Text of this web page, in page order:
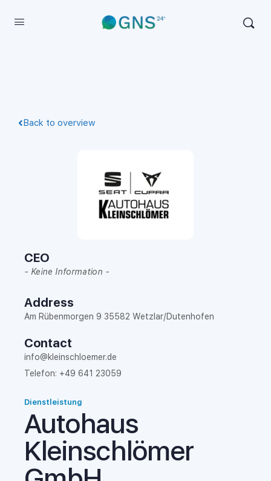
Back to overview
CEO
- Keine Information -
Address
​Am Rü­ben­mor­gen 9 35582 Wetz­lar/Du­ten­ho­fen
Contact
info@kleinschloemer.de
Telefon: +49 641 23059
Dienstleistung
Autohaus
Kleinschlömer